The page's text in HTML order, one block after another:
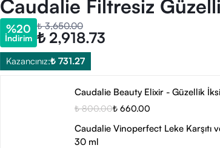
Caudalie Filtresiz
%20
İndirim
₺ 3,650.00
₺ 2,918.73
Kazancınız:₺ 731.27
Caudalie Beauty Elixir - Güzellik
₺ 800.00₺ 660.00
Caudalie Vinoperfect Leke Karşıtı
30 ml